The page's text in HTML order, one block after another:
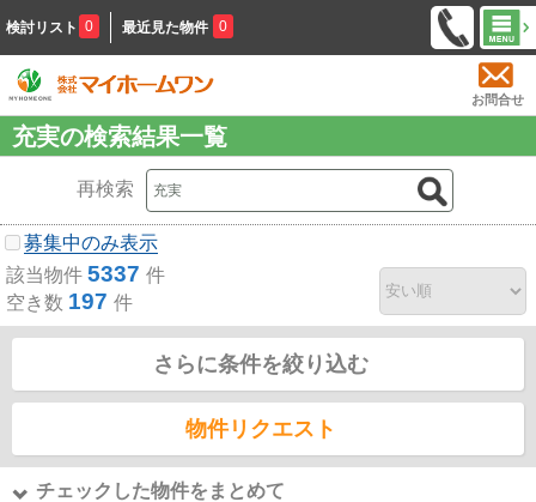
検討リスト 0 最近見た物件 0
お問合せ
充実の検索結果一覧
再検索
募集中のみ表示
該当物件 5337 件
空き数 197 件
さらに条件を絞り込む
物件リクエスト
チェックした物件をまとめて